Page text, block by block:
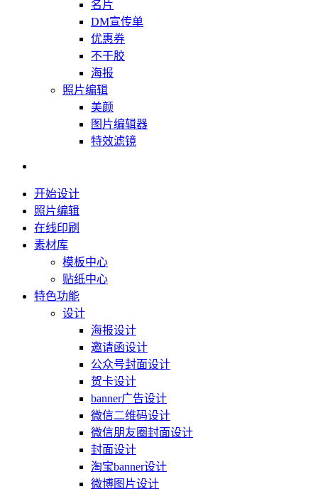
名片
DM宣传单
优惠券
不干胶
海报
照片编辑
美颜
图片编辑器
特效滤镜
开始设计
照片编辑
在线印刷
素材库
模板中心
贴纸中心
特色功能
设计
海报设计
邀请函设计
公众号封面设计
贺卡设计
banner广告设计
微信二维码设计
微信朋友圈封面设计
封面设计
淘宝banner设计
微博图片设计